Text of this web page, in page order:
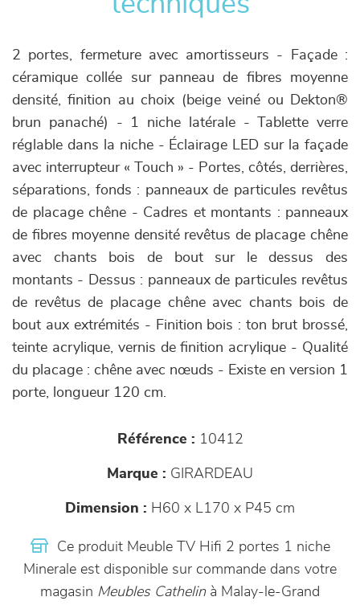
2 portes, fermeture avec amortisseurs - Façade :
céramique collée sur panneau de fibres moyenne
densité, finition au choix (beige veiné ou Dekton®
brun panaché) - 1 niche latérale - Tablette verre
réglable dans la niche - Éclairage LED sur la façade
avec interrupteur « Touch » - Portes, côtés, derrières,
séparations, fonds : panneaux de particules revêtus
de placage chêne - Cadres et montants : panneaux
de fibres moyenne densité revêtus de placage chêne
avec chants bois de bout sur le dessus des
montants - Dessus : panneaux de particules revêtus
de revêtus de placage chêne avec chants bois de
bout aux extrémités - Finition bois : ton brut brossé,
teinte acrylique, vernis de finition acrylique - Qualité
du placage : chêne avec nœuds - Existe en version 1
porte, longueur 120 cm.
Référence : 10412
Marque : GIRARDEAU
Dimension : H60 x L170 x P45 cm
Ce produit Meuble TV Hifi 2 portes 1 niche
Minerale est disponible sur commande dans votre
magasin Meubles Cathelinà Malay-le-Grand